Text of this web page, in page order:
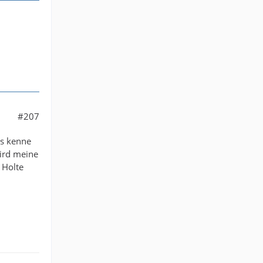
#207
kenne
meine
Holte